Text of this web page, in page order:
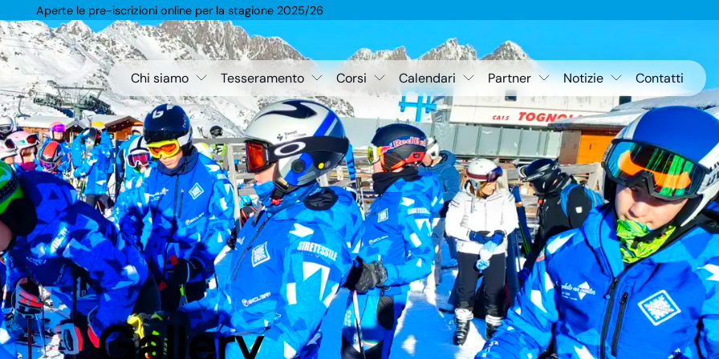
Chi siamo
Storia
Consiglio direttivo
Albo d'Oro
Trofeo Provincia di
Treviso
Memorial "Livio
Zavarise"
Tesseramento
Iscrizione online
Tariffe
Impianti
convenzionati
Dodecalogo
Corsi
Sci alpino
Snowboard
Sci di fondo
Calendari
Sci alpino e
Snowboard
Sci di fondo e
Ciaspole
Attività agonistica
Partner
Tutti i partner
Convenzioni e
sconti
Notizie
Eventi
Comunicati
Gallery
Gare
Varie
Contatti
Aperte le pre-iscrizioni online per la stagione 2025/26